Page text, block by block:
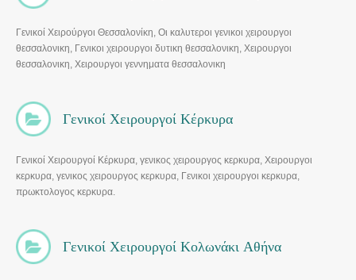
Γενικοί Χειρούργοι Θεσσαλονίκη, Οι καλυτεροι γενικοι χειρουργοι
θεσσαλονικη, Γενικοι χειρουργοι δυτικη θεσσαλονικη, Χειρουργοι
θεσσαλονικη, Χειρουργοι γεννηματα θεσσαλονικη
Γενικοί Χειρουργοί Κέρκυρα
Γενικοί Χειρουργοί Κέρκυρα, γενικος χειρουργος κερκυρα, Χειρουργοι
κερκυρα, γενικος χειρουργος κερκυρα, Γενικοι χειρουργοι κερκυρα,
πρωκτολογος κερκυρα.
Γενικοί Χειρουργοί Κολωνάκι Αθήνα